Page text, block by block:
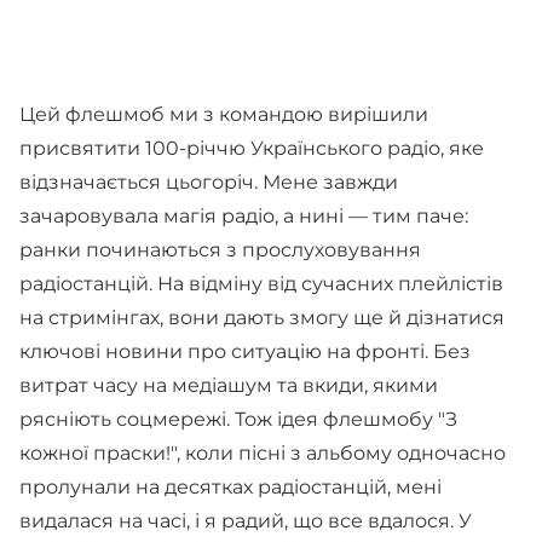
Цей флешмоб ми з командою вирішили
присвятити 100-річчю Українського радіо, яке
відзначається цьогоріч. Мене завжди
зачаровувала магія радіо, а нині — тим паче:
ранки починаються з прослуховування
радіостанцій. На відміну від сучасних плейлістів
на стримінгах, вони дають змогу ще й дізнатися
ключові новини про ситуацію на фронті. Без
витрат часу на медіашум та вкиди, якими
рясніють соцмережі. Тож ідея флешмобу "З
кожної праски!", коли пісні з альбому одночасно
пролунали на десятках радіостанцій, мені
видалася на часі, і я радий, що все вдалося. У